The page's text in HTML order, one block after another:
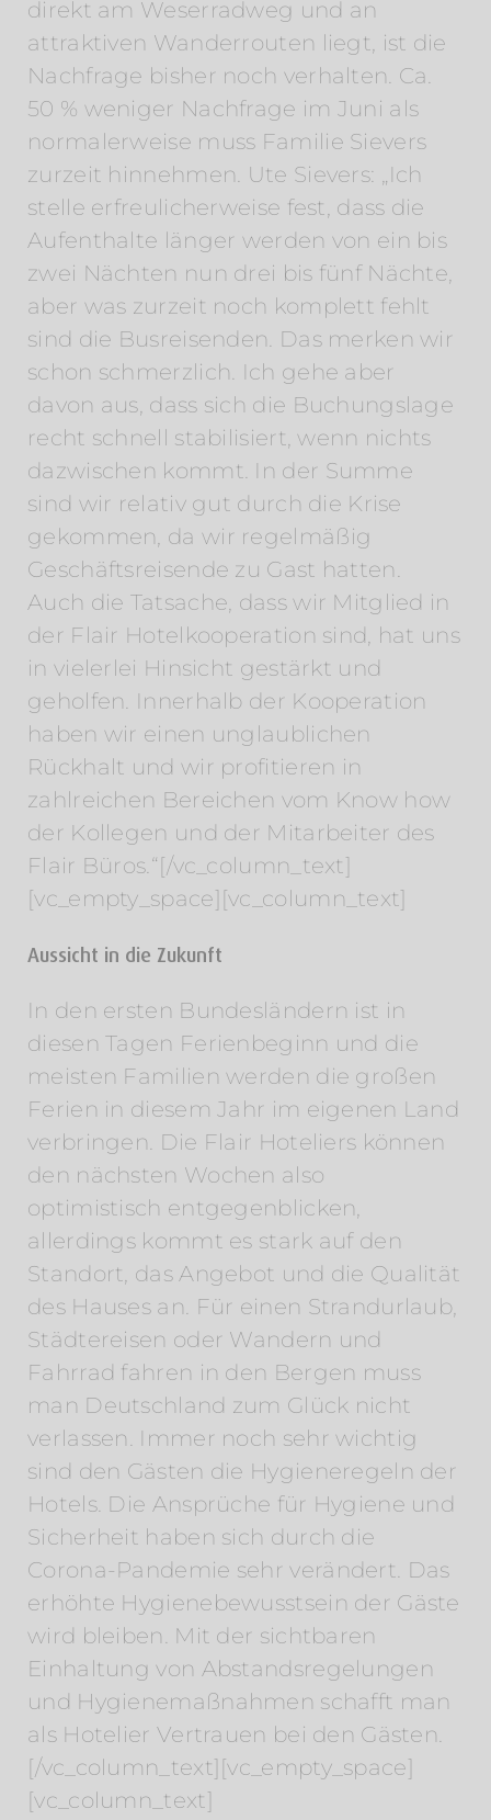
direkt am Weserradweg und an
attraktiven Wanderrouten liegt, ist die
Nachfrage bisher noch verhalten. Ca.
50 % weniger Nachfrage im Juni als
normalerweise muss Familie Sievers
zurzeit hinnehmen. Ute Sievers: „Ich
stelle erfreulicherweise fest, dass die
Aufenthalte länger werden von ein bis
zwei Nächten nun drei bis fünf Nächte,
aber was zurzeit noch komplett fehlt
sind die Busreisenden. Das merken wir
schon schmerzlich. Ich gehe aber
davon aus, dass sich die Buchungslage
recht schnell stabilisiert, wenn nichts
dazwischen kommt. In der Summe
sind wir relativ gut durch die Krise
gekommen, da wir regelmäßig
Geschäftsreisende zu Gast hatten.
Auch die Tatsache, dass wir Mitglied in
der Flair Hotelkooperation sind, hat uns
in vielerlei Hinsicht gestärkt und
geholfen. Innerhalb der Kooperation
haben wir einen unglaublichen
Rückhalt und wir profitieren in
zahlreichen Bereichen vom Know how
der Kollegen und der Mitarbeiter des
Flair Büros.“[/vc_column_text]
[vc_empty_space][vc_column_text]
Aussicht in die Zukunft
In den ersten Bundesländern ist in
diesen Tagen Ferienbeginn und die
meisten Familien werden die großen
Ferien in diesem Jahr im eigenen Land
verbringen. Die Flair Hoteliers können
den nächsten Wochen also
optimistisch entgegenblicken,
allerdings kommt es stark auf den
Standort, das Angebot und die Qualität
des Hauses an. Für einen Strandurlaub,
Städtereisen oder Wandern und
Fahrrad fahren in den Bergen muss
man Deutschland zum Glück nicht
verlassen. Immer noch sehr wichtig
sind den Gästen die Hygieneregeln der
Hotels. Die Ansprüche für Hygiene und
Sicherheit haben sich durch die
Corona-Pandemie sehr verändert. Das
erhöhte Hygienebewusstsein der Gäste
wird bleiben. Mit der sichtbaren
Einhaltung von Abstandsregelungen
und Hygienemaßnahmen schafft man
als Hotelier Vertrauen bei den Gästen.
[/vc_column_text][vc_empty_space]
[vc_column_text]